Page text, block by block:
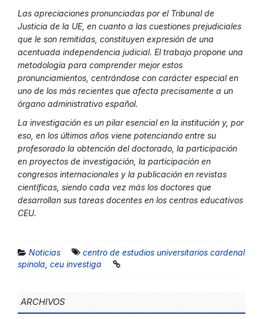
Las apreciaciones pronunciadas por el Tribunal de
Justicia de la UE, en cuanto a las cuestiones prejudiciales
que le son remitidas, constituyen expresión de una
acentuada independencia judicial. El trabajo propone una
metodología para comprender mejor estos
pronunciamientos, centrándose con carácter especial en
uno de los más recientes que afecta precisamente a un
órgano administrativo español.
La investigación es un pilar esencial en la institución y, por
eso, en los últimos años viene potenciando entre su
profesorado la obtención del doctorado, la participación
en proyectos de investigación, la participación en
congresos internacionales y la publicación en revistas
científicas, siendo cada vez más los doctores que
desarrollan sus tareas docentes en los centros educativos
CEU.
Noticias
centro de estudios universitarios cardenal
spinola ceu investiga
ARCHIVOS